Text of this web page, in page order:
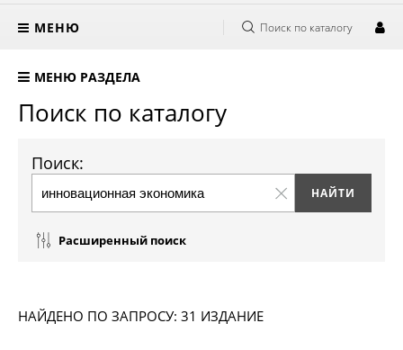
МЕНЮ Поиск по каталогу
МЕНЮ РАЗДЕЛА
Поиск по каталогу
Поиск:
Расширенный поиск
НАЙДЕНО ПО ЗАПРОСУ: 31 ИЗДАНИЕ